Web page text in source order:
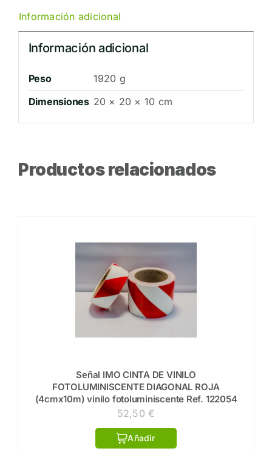
cantidad
Información adicional
Información adicional
Peso
1920 g
Dimensiones 20 × 20 × 10 cm
Productos relacionados
Señal IMO CINTA DE VINILO
FOTOLUMINISCENTE DIAGONAL ROJA
(4cmx10m) vinilo fotoluminiscente Ref. 122054
52,50€
Añadir